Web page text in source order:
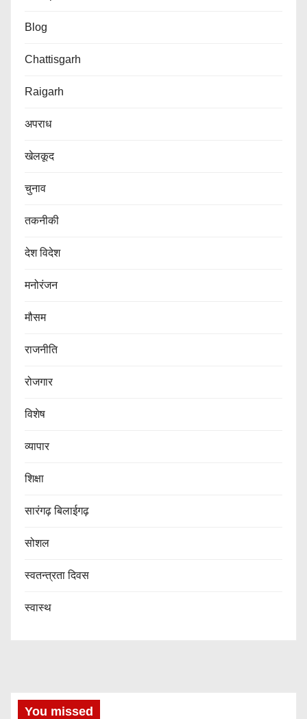
Blog
Chattisgarh
Raigarh
अपराध
खेलकूद
चुनाव
तकनीकी
देश विदेश
मनोरंजन
मौसम
राजनीति
रोजगार
विशेष
व्यापार
शिक्षा
सारंगढ़ बिलाईगढ़
सोशल
स्वतन्त्रता दिवस
स्वास्थ
You missed